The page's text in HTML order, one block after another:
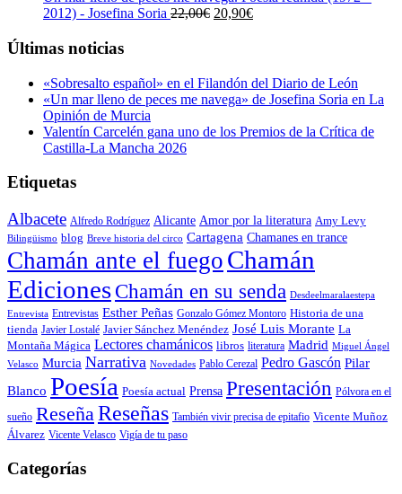
23,00€.21,85€.
2012) - Josefina Soria 22,00€ El
22,00€.
20,90€El
20,90€.
Últimas noticias
«Sobresalto español» en el Filandón del Diario de León
«Un mar lleno de peces me navega» de Josefina Soria en La
Opinión de Murcia
Valentín Carcelén gana uno de los Premios de la Crítica de
Castilla-La Mancha 2026
Etiquetas
Albacete Alfredo Rodríguez Alicante Amor por la literatura Amy Levy
Bilingüismo blog Breve historia del circo Cartagena Chamanes en trance
Chamán ante el fuego Chamán
Ediciones Chamán en su senda Desdeelmaralaestepa
Entrevista Entrevistas Esther Peñas Gonzalo Gómez Montoro Historia de una
tienda Javier Lostalé Javier Sánchez Menéndez José Luis Morante La
Montaña Mágica Lectores chamánicos libros literatura Madrid Miguel Ángel
Velasco Murcia Narrativa Novedades Pablo Cerezal Pedro Gascón Pilar
Blanco Poesía Poesía actual Prensa Presentación Pólvora en el
sueño Reseña Reseñas También vivir precisa de epitafio Vicente Muñoz
Álvarez Vicente Velasco Vigía de tu paso
Categorías